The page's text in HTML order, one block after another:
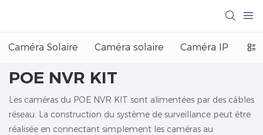
Caméra Solaire Caméra solaire Caméra IP
POE NVR KIT
Les caméras du POE NVR KIT sont alimentées par des câbles
réseau. La construction du système de surveillance peut être
réalisée en connectant simplement les caméras au